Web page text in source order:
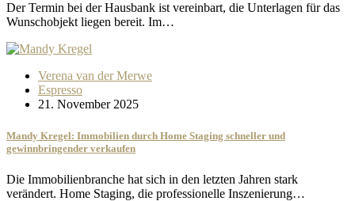
Der Termin bei der Hausbank ist vereinbart, die Unterlagen für das
Wunschobjekt liegen bereit. Im…
Verena van der Merwe
Espresso
21. November 2025
Mandy Kregel: Immobilien durch Home Staging schneller und
gewinnbringender verkaufen
Die Immobilienbranche hat sich in den letzten Jahren stark
verändert. Home Staging, die professionelle Inszenierung…